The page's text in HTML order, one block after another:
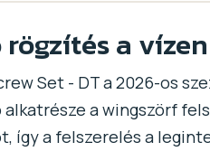
a vízen
Set - DT a 2026-os
a wingszörf
így a felszerelés a